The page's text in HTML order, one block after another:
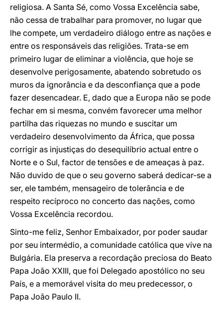
religiosa. A Santa Sé, como Vossa Excelência sabe,
não cessa de trabalhar para promover, no lugar que
lhe compete, um verdadeiro diálogo entre as nações e
entre os responsáveis das religiões. Trata-se em
primeiro lugar de eliminar a violência, que hoje se
desenvolve perigosamente, abatendo sobretudo os
muros da ignorância e da desconfiança que a pode
fazer desencadear. E, dado que a Europa não se pode
fechar em si mesma, convém favorecer uma melhor
partilha das riquezas no mundo e suscitar um
verdadeiro desenvolvimento da África, que possa
corrigir as injustiças do desequilíbrio actual entre o
Norte e o Sul, factor de tensões e de ameaças à paz.
Não duvido de que o seu governo saberá dedicar-se a
ser, ele também, mensageiro de tolerância e de
respeito recíproco no concerto das nações, como
Vossa Excelência recordou.
Sinto-me feliz, Senhor Embaixador, por poder saudar
por seu intermédio, a comunidade católica que vive na
Bulgária. Ela preserva a recordação preciosa do Beato
Papa João XXIII, que foi Delegado apostólico no seu
País, e a memorável visita do meu predecessor, o
Papa João Paulo II.